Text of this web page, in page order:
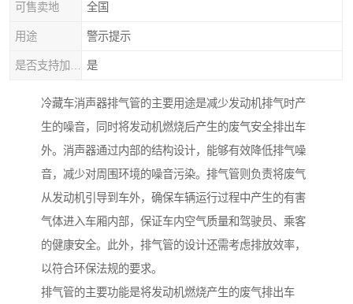
可售卖地 全国
用途 警示提示
是
冷藏车消声器排气管的主要用途是减少发动机排气时产
生的噪音，同时将发动机燃烧后产生的废气安全排出车
外。消声器通过内部的结构设计，能够有效降低排气噪
音，减少对周围环境的噪音污染。排气管则负责将废气
从发动机引导到车外，确保车辆运行过程中产生的有害
气体进入车厢内部，保证车内空气质量和驾驶员、乘客
的健康安全。此外，排气管的设计还需考虑排放效率，
以符合环保法规的要求。
排气管的主要功能是将发动机燃烧产生的废气排出车